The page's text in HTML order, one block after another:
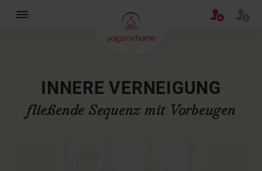
INNERE VERNEIGUNG
fließende Sequenz mit Vorbeugen